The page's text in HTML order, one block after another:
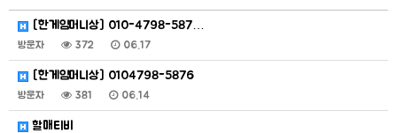
[한​게임​머니​상] 01​0-​47​98​-5​87…
방문자 372 06.17
[한​게임​머니​상] 01​04​79​8-​58​76
방문자 381 06.14
할매티비